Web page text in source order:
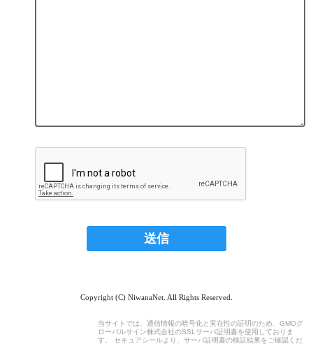
Copyright (C) NiwanaNet. All Rights Reserved.
当サイトでは、通信情報の暗号化と実在性の証明のため、GMOグ
ローバルサイン株式会社のSSLサーバ証明書を使用しておりま
す。 セキュアシールより、サーバ証明書の検証結果をご確認くだ